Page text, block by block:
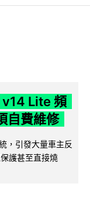
v14 Lite 頻
自費維修
，引發大量車主反
護甚至直接燒